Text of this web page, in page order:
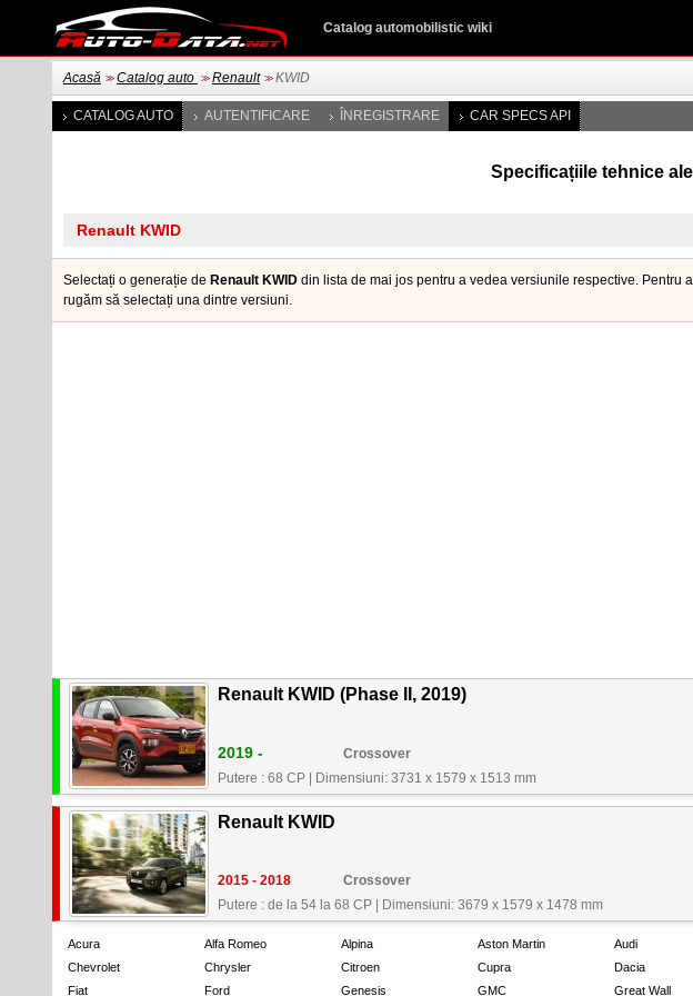
Catalog automobilistic wiki
Acasă >> Catalog auto >> Renault >> KWID
CATALOG AUTO AUTENTIFICARE ÎNREGISTRARE CAR SPECS API
Specificațiile tehnice
Selectați o generație de Renault KWID din lista de mai jos pentru a vedea versiunile respective. Pentru
rugăm să selectați una dintre versiuni.
Renault KWID (Phase II, 2019)
2019 -
Crossover
Putere : 68 CP
Dimensiuni: 3731 x 1579 x 1513 mm
Renault KWID
2015 - 2018
Crossover
Putere : de la 54 la 68 CP
Dimensiuni: 3679 x 1579 x 1478 mm
Acura Alfa Romeo Alpina Aston Martin Audi
Chevrolet
Chrysler Citroen Cupra Dacia
Fiat
Ford Genesis GMC Great Wall